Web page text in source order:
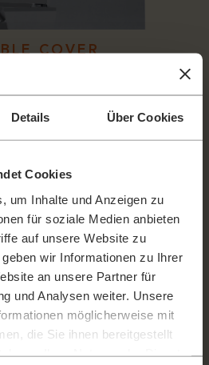
Details Über Cookies
Cookies
um Inhalte und Anzeigen zu
für soziale Medien anbieten
auf unsere Website zu
wir Informationen zu Ihrer
an unsere Partner für
und Analysen weiter. Unsere
möglicherweise mit
die Sie ihnen bereitgestellt
Ihrer Nutzung der Dienste
COVER
Schlüssel zur 2-Zonen-Technologie.
Komponenten, inklusive der
Cover), ist es möglich, absolute